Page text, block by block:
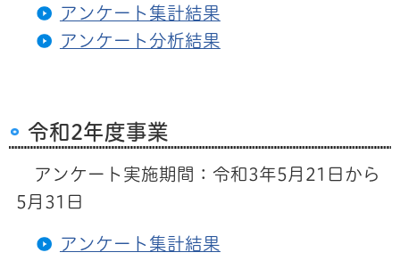
アンケート集計結果
アンケート分析結果
令和2年度事業
アンケート実施期間：令和3年5月21日から
5月31日
アンケート集計結果